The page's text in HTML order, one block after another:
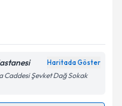
Haritada Göster
Caddesi Şevket Dağ Sokak